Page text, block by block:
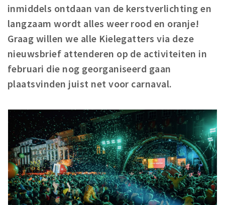
Baroniepoorten
Sport
Privacy
Inloggen
inmiddels ontdaan van de kerstverlichting en
langzaam wordt alles weer rood en oranje!
Graag willen we alle Kielegatters via deze
nieuwsbrief attenderen op de activiteiten in
februari die nog georganiseerd gaan
plaatsvinden juist net voor carnaval.